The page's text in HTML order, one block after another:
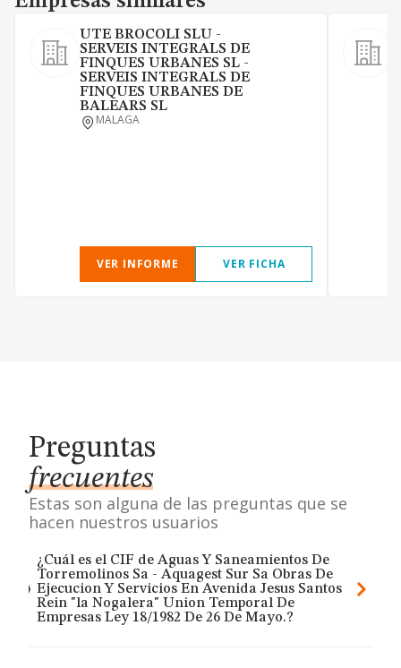
UTE BROCOLI SLU -
SERVEIS INTEGRALS DE
FINQUES URBANES SL -
SERVEIS INTEGRALS DE
FINQUES URBANES DE
BALEARS SL
MALAGA
VER INFORME VER FICHA
Preguntas
frecuentes
Estas son alguna de las preguntas que se
hacen nuestros usuarios
¿Cuál es el CIF de Aguas Y Saneamientos De
Torremolinos Sa - Aquagest Sur Sa Obras De
Ejecucion Y Servicios En Avenida Jesus Santos
Rein "la Nogalera" Union Temporal De
Empresas Ley 18/1982 De 26 De Mayo.?